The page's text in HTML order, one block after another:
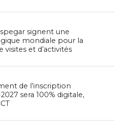
signent une
mondiale pour la
visites et d’activités
de l’inscription
sera 100% digitale,